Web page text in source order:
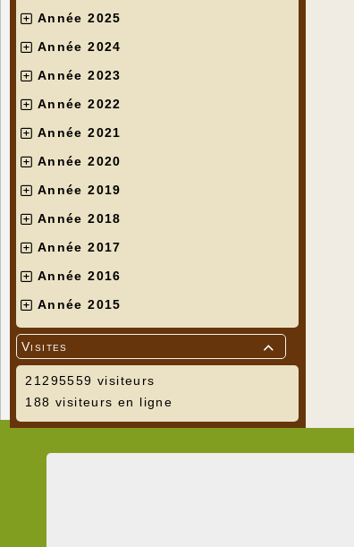
Année 2025
Année 2024
Année 2023
Année 2022
Année 2021
Année 2020
Année 2019
Année 2018
Année 2017
Année 2016
Année 2015

Visites
21295559 visiteurs
188 visiteurs en ligne